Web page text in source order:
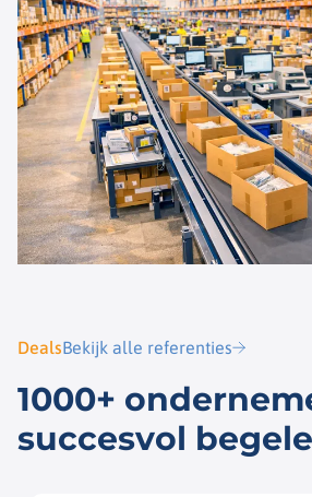
DealsBekijk alle referenties
1000+
succesvol